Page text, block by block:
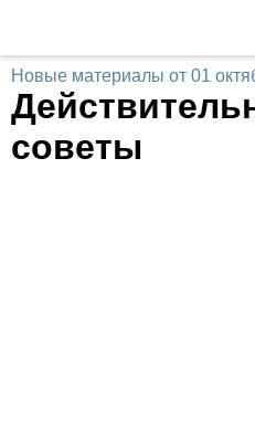
Новые материалы от 01
советы